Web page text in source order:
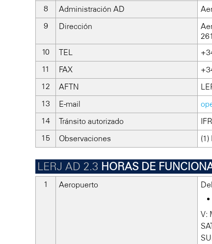
Administración AD
Dirección
TEL
FAX
AFTN
E-mail
Tránsito autorizado
Observaciones
HORAS DE
Aeropuerto
V: